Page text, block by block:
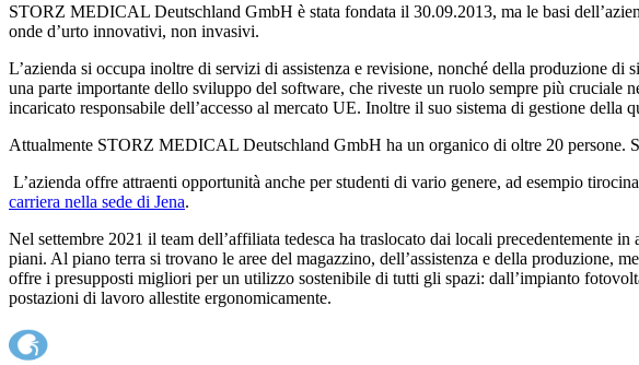
STORZ MEDICAL Deutschland GmbH è stata fondata il 30.09.2013, ma le basi
onde d’urto innovativi, non invasivi.
L’azienda si occupa inoltre di servizi di assistenza e revisione, nonché della produzione
una parte importante dello sviluppo del software, che riveste un ruolo sempre più
incaricato responsabile dell’accesso al mercato UE. Inoltre il suo sistema di gestione della
Attualmente STORZ MEDICAL Deutschland GmbH ha un organico di oltre 20 persone.
L’azienda offre attraenti opportunità anche per studenti di vario genere, ad esempio
carriera nella sede di Jena.
Nel settembre 2021 il team dell’affiliata tedesca ha traslocato dai locali precedentemente
piani. Al piano terra si trovano le aree del magazzino, dell’assistenza e della produzione,
offre i presupposti migliori per un utilizzo sostenibile di tutti gli spazi: dall’impianto
postazioni di lavoro allestite ergonomicamente.